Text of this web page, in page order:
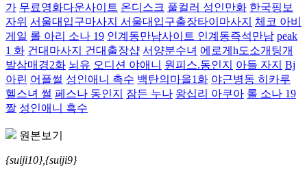
가 무료영화다운사이트 온디스크 풀컬러 성인만화 한국핑보
자위 서울대입구마사지 서울대입구출장타이마사지
체코 아비
게일 롤 아리 소나 19 인계동만남사이트 인계동즉석만남 peak
1 화 건대마사지 건대출장샵 서양분수녀 에로게h도소개팅개
발삼매경2화 뇌유 오디션 야애니 원피스.동인지 아들 자지 Bj
아린 어플썰 성인애니 촉수 백탄의마을1화 야근병동 히카루
헬스녀 썰 페스나 동인지 잠든 누나 왕십리 아쿠아 롤 소나 19
짤 성인애니 흑수
원본보기
{suiji10},{suiji9}